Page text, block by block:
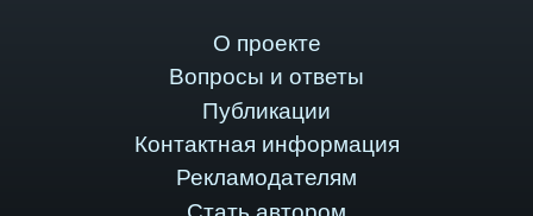
О проекте
Вопросы и ответы
Публикации
Контактная информация
Рекламодателям